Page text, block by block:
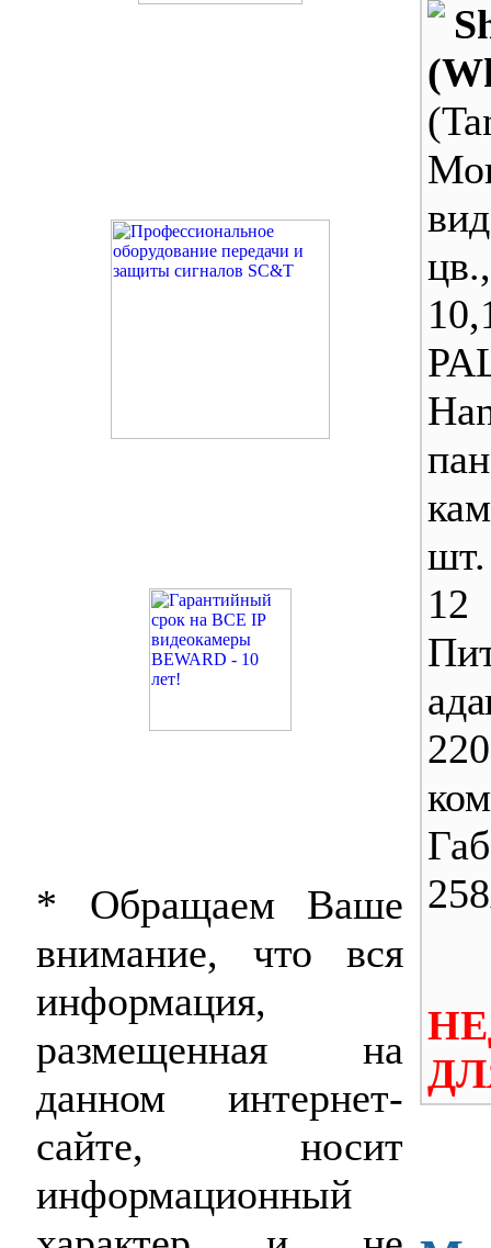
* Обращаем Ваше
внимание, что вся
информация,
размещенная на
данном интернет-
сайте, носит
информационный